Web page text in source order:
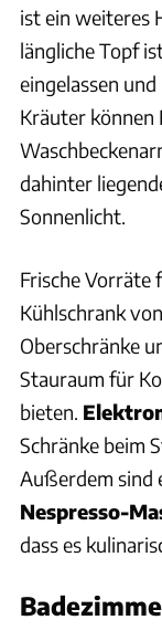
ist ein weiteres
längliche Topf
eingelassen
Kräuter können
dahinter
Sonnenlicht.
Frische Vorräte
Kühlschrank
Oberschränke
Stauraum für
bieten.
Schränke beim
Außerdem sind
Nespresso-
dass es